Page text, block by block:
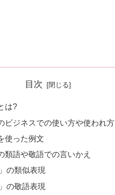
目次
は?
ビジネスでの使い方や使われ
使った例文
類語や敬語での言いかえ
の類似表現
の敬語表現